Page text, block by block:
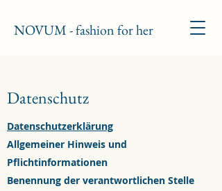
NOVUM - fashion for her
Datenschutz
Datenschutzerklärung
Allgemeiner Hinweis und
Pflichtinformationen
Benennung der verantwortlichen Stelle